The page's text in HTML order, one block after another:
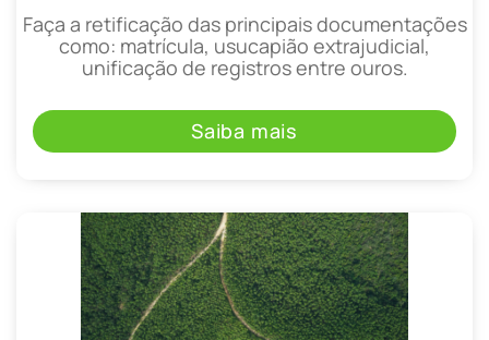
Faça a retificação das principais documentações
como: matrícula, usucapião extrajudicial,
unificação de registros entre ouros.
Saiba mais